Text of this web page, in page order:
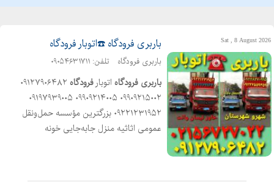
Sat , 8 August 2026 باربری فرودگاه ☎️اتوبار فرودگاه
باربری فرودگاه تلفن: ۰۹۰۵۴۶۳۱۷۱۱
باربری فرودگاه اتوبارفرودگاه ۰۹۱۲۷۹۰۶۴۸۲
۰۹۹۰۹۲۱۵۰۰۲ ۰۹۹۰۹۲۱۴۰۰۵ ۰۹۱۹۷۹۳۹۰۰۵
۰۹۲۲۱۲۳۱۹۵۲ بزرگترین مؤسسه حمل‌ونقل
عمومی اثاثیه منزل جابه‌جایی خونه